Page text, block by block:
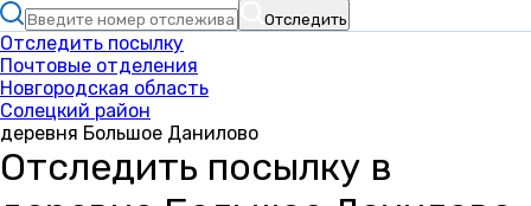
Отследить
Отследить посылку
Почтовые отделения
Новгородская область
Солецкий район
деревня Большое Данилово
Отследить посылку в